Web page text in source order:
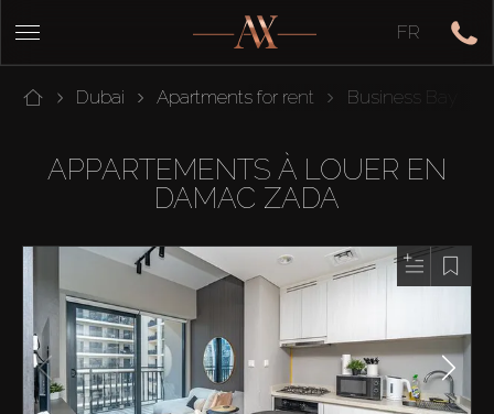
FR
Dubai Apartments for rent Business Bay
APPARTEMENTS À LOUER EN
DAMAC ZADA